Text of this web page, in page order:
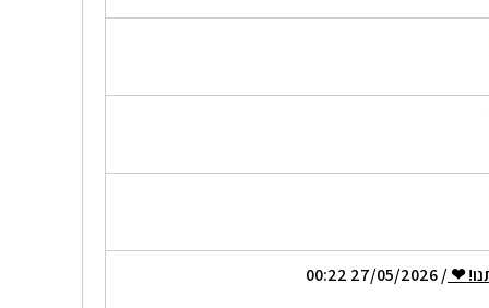
❤
/ 27/05/2026 00:22